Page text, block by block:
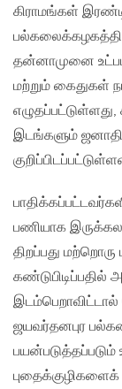
கிராமங்கள்
தன்னாமுனை
மற்றும் கைதுகள்
இடங்களும்
பணியாக
திறப்பது
கண்டுபிடிப்பதில்
இடம்பெறாவிட்டால்
ஜயவர்தனபுர
புதைக்குழிகளைக்